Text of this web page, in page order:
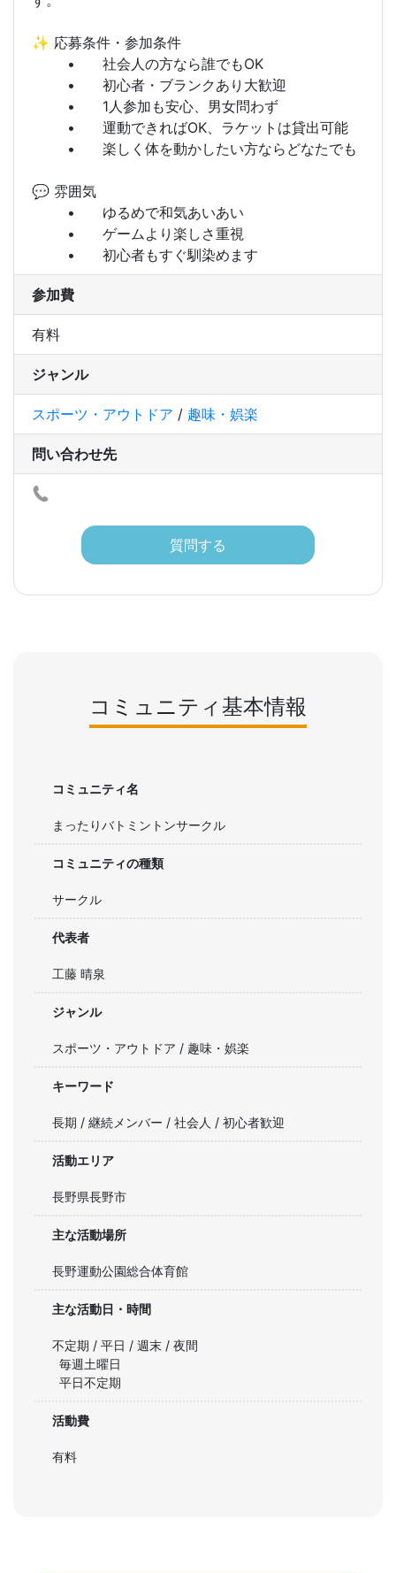
✨ 応募条件・参加条件
💬 雰囲気
参加費
有料
ジャンル
スポーツ・アウトドア / 趣味・娯楽
問い合わせ先
質問する
コミュニティ基本情報
コミュニティ名
まったりバトミントンサークル
コミュニティの種類
サークル
代表者
工藤 晴泉
ジャンル
スポーツ・アウトドア / 趣味・娯楽
キーワード
長期 / 継続メンバー / 社会人 / 初心者歓迎
活動エリア
長野県長野市
主な活動場所
長野運動公園総合体育館
主な活動日・時間
不定期 / 平日 / 週末 / 夜間
毎週土曜日
平日不定期
活動費
有料